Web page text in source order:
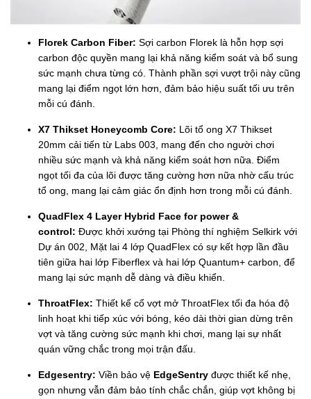
Florek Carbon Fiber: Sợi carbon Florek là hỗn hợp sợi
carbon độc quyền mang lại khả năng kiểm soát và bổ sung
sức mạnh chưa từng có. Thành phần sợi vượt trội này cũng
mang lại điểm ngọt lớn hơn, đảm bảo hiệu suất tối ưu trên
mỗi cú đánh.
X7 Thikset Honeycomb Core: Lõi tổ ong X7 Thikset
20mm cải tiến từ Labs 003, mang đến cho người chơi
nhiều sức mạnh và khả năng kiểm soát hơn nữa. Điểm
ngọt tối đa của lõi được tăng cường hơn nữa nhờ cấu trúc
tổ ong, mang lại cảm giác ổn định hơn trong mỗi cú đánh.
QuadFlex 4 Layer Hybrid Face for power &
control: Được khởi xướng tại Phòng thí nghiệm Selkirk với
Dự án 002, Mặt lai 4 lớp QuadFlex có sự kết hợp lần đầu
tiên giữa hai lớp Fiberflex và hai lớp Quantum+ carbon, để
mang lại sức mạnh dễ dàng và điều khiển.
ThroatFlex: Thiết kế cổ vợt mở ThroatFlex tối đa hóa độ
linh hoạt khi tiếp xúc với bóng, kéo dài thời gian dừng trên
vợt và tăng cường sức mạnh khi chơi, mang lại sự nhất
quán vững chắc trong mọi trận đấu.
Edgesentry: Viền bảo vệ EdgeSentry được thiết kế nhẹ,
gọn nhưng vẫn đảm bảo tính chắc chắn, giúp vợt không bị